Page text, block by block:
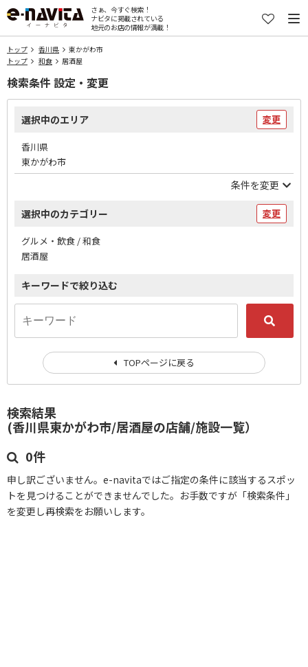
さぁ、今すぐ検索！
ナビタに掲載されている
地元のお店の情報が満載！
トップ 香川県
東かがわ市
トップ
和食 居酒屋
検索結果
(香川県東かがわ市/居酒屋の店舗/施設一覧）
0件
申し訳ございません。e-navitaではご指定の条件に該当するスポッ
トを見つけることができませんでした。お手数ですが「検索条件」
を変更し再検索をお願いします。
検索条件 設定・変更
選択中のエリア 変更
香川県
東かがわ市
条件を変更
選択中のカテゴリー 変更
グルメ・飲食 / 和食
居酒屋
キーワードで絞り込む
TOPページに戻る